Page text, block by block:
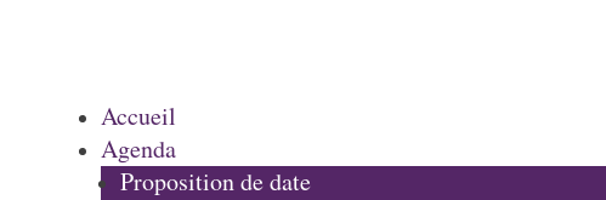
Accueil
Agenda
Proposition de date